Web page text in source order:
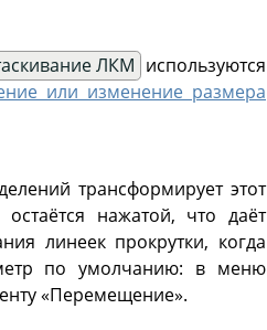
ЛКМ используются
или изменение размера
трансформирует этот
нажатой, что даёт
линеек прокрутки, когда
по умолчанию: в меню
«Перемещение».